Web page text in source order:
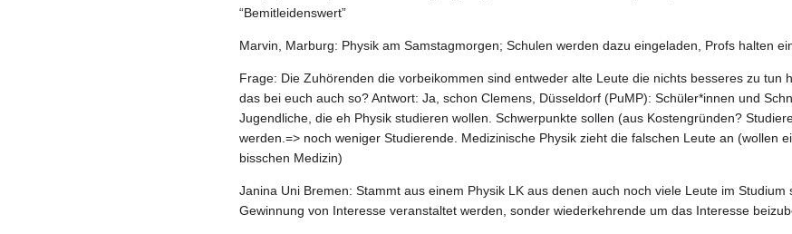
“Bemitleidenswert”
Marvin, Marburg: Physik am Samstagmorgen; Schulen werden dazu eingeladen, Profs halten
Frage: Die Zuhörenden die vorbeikommen sind entweder alte Leute die nichts besseres zu
das bei euch auch so? Antwort: Ja, schon Clemens, Düsseldorf (PuMP): Schüler*innen und
Jugendliche, die eh Physik studieren wollen. Schwerpunkte sollen (aus Kostengründen?
werden.=> noch weniger Studierende. Medizinische Physik zieht die falschen Leute an (wollen
bisschen Medizin)
Janina Uni Bremen: Stammt aus einem Physik LK aus denen auch noch viele Leute im
Gewinnung von Interesse veranstaltet werden, sonder wiederkehrende um das Interesse